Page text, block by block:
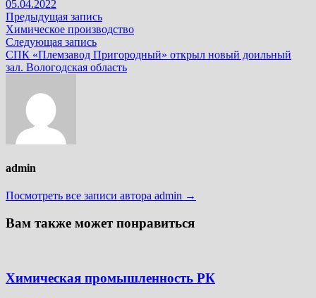
05.04.2022
Навигация
по
записям
Предыдущая записьПредыдущая
запись:
Химическое производство
Следующая записьСледующая
запись:
СПК «Племзавод Пригородный» открыл новый доильный
зал. Вологодская область
admin
Посмотреть все записи автора admin →
Вам также может понравиться
Химическая промышленность РК